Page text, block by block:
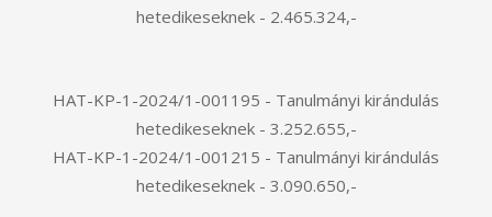
hetedikeseknek - 2.465.324,-
HAT-KP-1-2024/1-001195 - Tanulmányi kirándulás
hetedikeseknek - 3.252.655,-
HAT-KP-1-2024/1-001215 - Tanulmányi kirándulás
hetedikeseknek - 3.090.650,-